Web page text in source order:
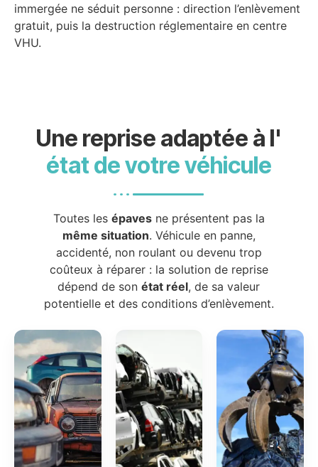
immergée ne séduit personne : direction l’enlèvement
gratuit, puis la destruction réglementaire en centre
VHU.
Une reprise adaptée à l'
état de votre véhicule
Toutes les épavesne présentent pas la
même situation. Véhicule en panne,
accidenté, non roulant ou devenu trop
coûteux à réparer : la solution de reprise
dépend de sonétat réel, de sa valeur
potentielle et des conditions d’enlèvement.